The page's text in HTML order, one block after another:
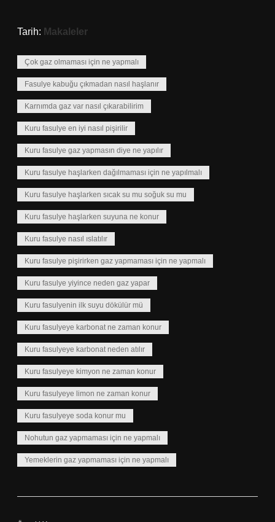
Tarih: Makaleler
Çok gaz olmaması için ne yapmalı
Fasulye kabuğu çıkmadan nasıl haşlanır
Karnımda gaz var nasıl çıkarabilirim
Kuru fasulye en iyi nasıl pişirilir
Kuru fasulye gaz yapmasın diye ne yapılır
Kuru fasulye haşlarken dağılmaması için ne yapılmalı
Kuru fasulye haşlarken sıcak su mu soğuk su mu
Kuru fasulye haşlarken suyuna ne konur
Kuru fasulye nasıl ıslatılır
Kuru fasulye pişirirken gaz yapmaması için ne yapmalı
Kuru fasulye yiyince neden gaz yapar
Kuru fasulyenin ilk suyu dökülür mü
Kuru fasulyeye karbonat ne zaman konur
Kuru fasulyeye karbonat neden atılır
Kuru fasulyeye kimyon ne zaman konur
Kuru fasulyeye limon ne zaman konur
Kuru fasulyeye soda konur mu
Nohutun gaz yapmaması için ne yapmalı
Yemeklerin gaz yapmaması için ne yapmalı